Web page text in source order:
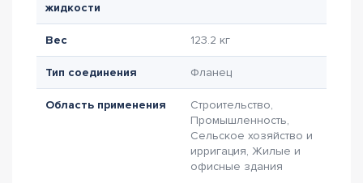
жидкости
Вес 123.2 кг
Тип соединения Фланец
Область применения
Строительство,
Промышленность,
Сельское хозяйство и
ирригация, Жилые и
офисные здания